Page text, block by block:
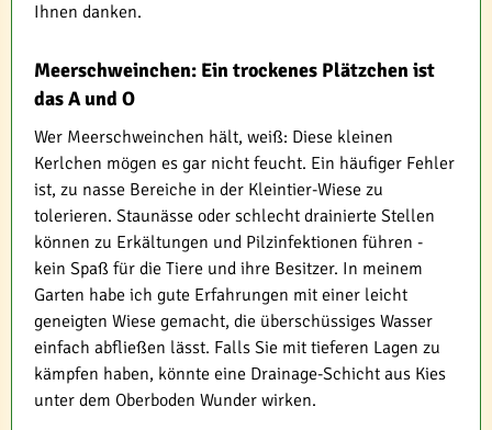
Ihnen danken.
Meerschweinchen: Ein trockenes Plätzchen ist
das A und O
Wer Meerschweinchen hält, weiß: Diese kleinen
Kerlchen mögen es gar nicht feucht. Ein häufiger Fehler
ist, zu nasse Bereiche in der Kleintier-Wiese zu
tolerieren. Staunässe oder schlecht drainierte Stellen
können zu Erkältungen und Pilzinfektionen führen -
kein Spaß für die Tiere und ihre Besitzer. In meinem
Garten habe ich gute Erfahrungen mit einer leicht
geneigten Wiese gemacht, die überschüssiges Wasser
einfach abfließen lässt. Falls Sie mit tieferen Lagen zu
kämpfen haben, könnte eine Drainage-Schicht aus Kies
unter dem Oberboden Wunder wirken.